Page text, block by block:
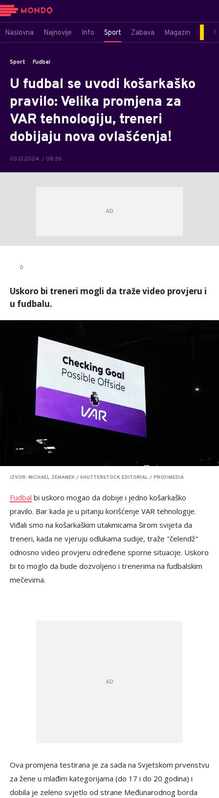
Naslovna Najnovije Info Sport Zabava Magazin
Sport Fudbal
U fudbal se uvodi košarkaško
pravilo: Velika promjena za
VAR tehnologiju, treneri
dobijaju nova ovlašćenja!
03.12.2024. / 08:36
0
Uskoro bi treneri mogli da traže video provjeru i
u fudbalu.
IZVOR: MICHAEL ZEMANEK / SHUTTERSTOCK EDITORIAL / PROFIMEDIA
Fudbal bi uskoro mogao da dobije i jedno košarkaško
pravilo. Bar kada je u pitanju korišćenje VAR tehnologije.
Viđali smo na košarkaškim utakmicama širom svijeta da
treneri, kada ne vjeruju odlukama sudije, traže "čelendž"
odnosno video provjeru određene sporne situacije. Uskoro
bi to moglo da bude dozvoljeno i trenerima na fudbalskim
mečevima.
Ova promjena testirana je za sada na Svjetskom prvenstvu
za žene u mlađim kategorijama (do 17 i do 20 godina) i
dobila je zeleno svjetlo od strane Međunarodnog borda